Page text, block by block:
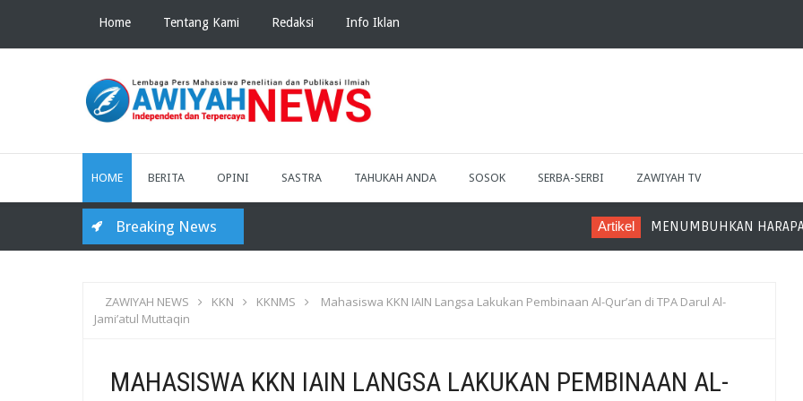
Home Tentang Kami Redaksi Info Iklan
HOME BERITA OPINI SASTRA TAHUKAH ANDA SOSOK SERBA-SERBI ZAWIYAH TV
Breaking News MENUMBUHKAN HARAPAN MELALUI
ZAWIYAH NEWS KKN KKNMS
Mahasiswa KKN IAIN Langsa Lakukan Pembinaan Al-Qur’an di TPA Darul Al-
Jami’atul Muttaqin
MAHASISWA KKN IAIN LANGSA LAKUKAN PEMBINAAN AL-